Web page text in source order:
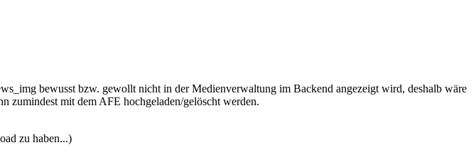
bewusst bzw. gewollt nicht in der Medienverwaltung im Backend angezeigt wird, deshalb wäre
zumindest mit dem AFE hochgeladen/gelöscht werden.
zu haben...)